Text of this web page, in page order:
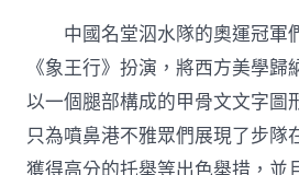
中國名堂泅水隊的奧運冠軍
《象王行》扮演，將西方美學
以一個腿部構成的甲骨文文字圖
只為噴鼻港不雅眾們展現了步隊